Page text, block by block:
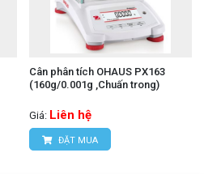
Cân phân tích OHAUS PX163
(160g/0.001g ,Chuấn trong)
Giá: Liên hệ
ĐẶT MUA